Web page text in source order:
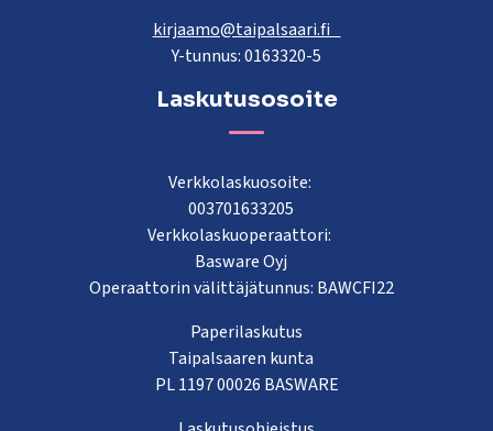
kirjaamo@taipalsaari.fi
Y-tunnus: 0163320-5
Laskutusosoite
Verkkolaskuosoite:
003701633205
Verkkolaskuoperaattori:
Basware Oyj
Operaattorin välittäjätunnus: BAWCFI22
Paperilaskutus
Taipalsaaren kunta
PL 1197 00026 BASWARE